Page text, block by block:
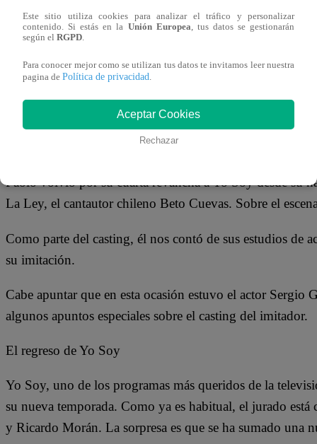
Redacción Latina
25 de julio 2018
Paolo volvió por su cuarta revancha a Yo Soy desde su
La Ley, el cantautor chileno Beto Cuevas. Sobre el
Como parte del casting, él nos contó de sus estudios de
su imitación.
Cabe apuntar que en esta ocasión estuvo el actor
algunos apuntos especiales sobre el casting del imitador.
El regreso de Yo Soy
Yo Soy, uno de los programas más queridos de la
su nueva temporada. Como ya es habitual, el jurado
y Ricardo Morán. La sorpresa es que se ha sumado una
Este sitio utiliza cookies para analizar el tráfico y personalizar
contenido. Si estás en la Unión Europea , tus datos se gestionarán
según el RGPD
Para conocer mejor como se utilizan tus datos te invitamos leer nuestra
pagina de Política de privacidad
Aceptar Cookies
Rechazar